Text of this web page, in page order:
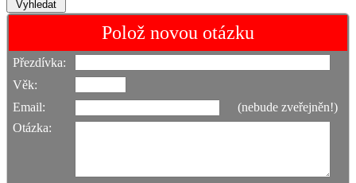
Polož novou otázku
Přezdívka:
Věk:
Email:
(nebude zveřejněn!)
Otázka: